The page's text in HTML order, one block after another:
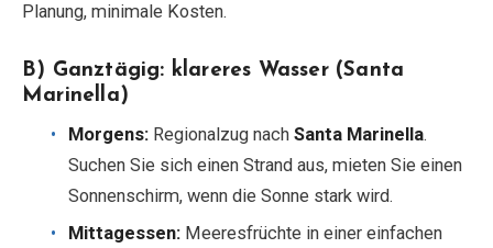
Planung, minimale Kosten.
B) Ganztägig: klareres Wasser (Santa
Marinella)
Morgens: Regionalzug nach Santa Marinella.
Suchen Sie sich einen Strand aus, mieten Sie einen
Sonnenschirm, wenn die Sonne stark wird.
Mittagessen: Meeresfrüchte in einer einfachen